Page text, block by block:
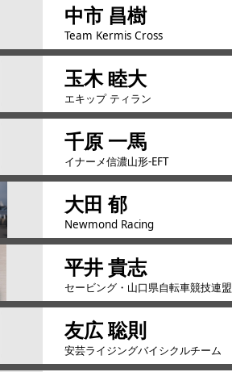
中市 昌樹
Team Kermis Cross
玉木 睦大
エキップ ティラン
千原 一馬
イナーメ信濃山形-EFT
大田 郁
Newmond Racing
平井 貴志
セービング・山口県自転車競技連盟
友広 聡則
安芸ライジングバイシクルチーム